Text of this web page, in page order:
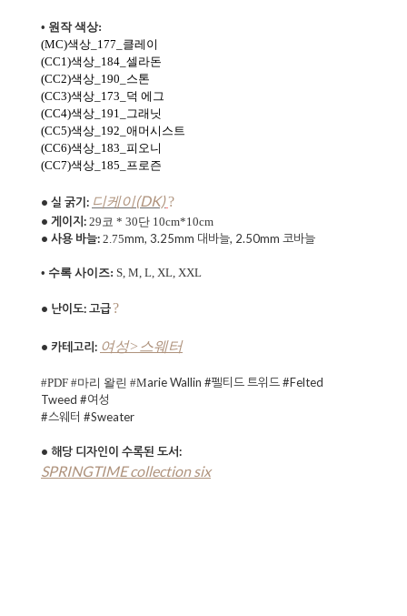
• 원작 색상:
(MC)색상_177_클레이
(CC1)색상_184_셀라돈
(CC2)색상_190_스톤
(CC3)색상_173_덕 에그
(CC4)색상_191_그래닛
(CC5)색상_192_애머시스트
(CC6)색상_ 183_피오니
(CC7)색상_ 185_프로즌
• 실 굵기: 디케이(DK) ?
• 게이지: 29코 * 30단 10cm*10cm
• 사용 바늘: 2.75mm, 3.25mm 대바늘, 2.50mm 코바늘
• 수록 사이즈: S, M, L, XL, XXL
• 난이도: 고급?
• 카테고리: 여성>스웨터
#PDF #마리 왈린 #Marie Wallin #펠티드 트위드 #Felted
Tweed #여성
#스웨터 #Sweater
• 해당 디자인이 수록된 도서:
SPRINGTIME collection six